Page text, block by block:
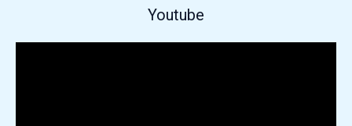
Youtube
de